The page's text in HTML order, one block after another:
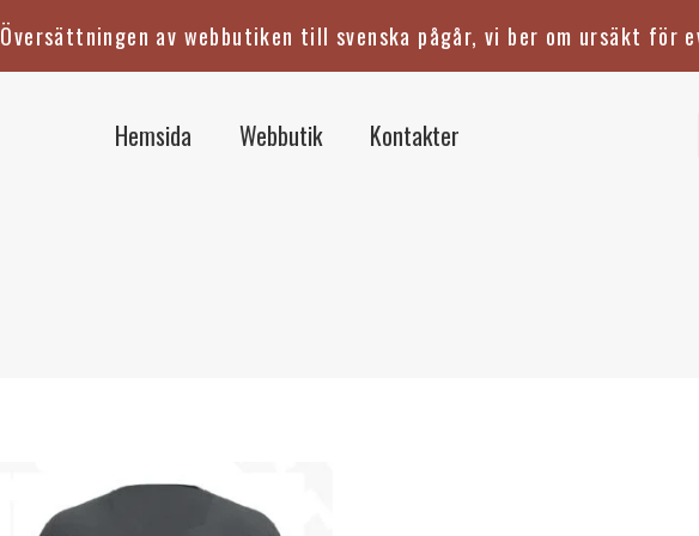
Översättningen av webbutiken till svenska pågår, vi ber om ursäkt för
Hemsida Webbutik Kontakter